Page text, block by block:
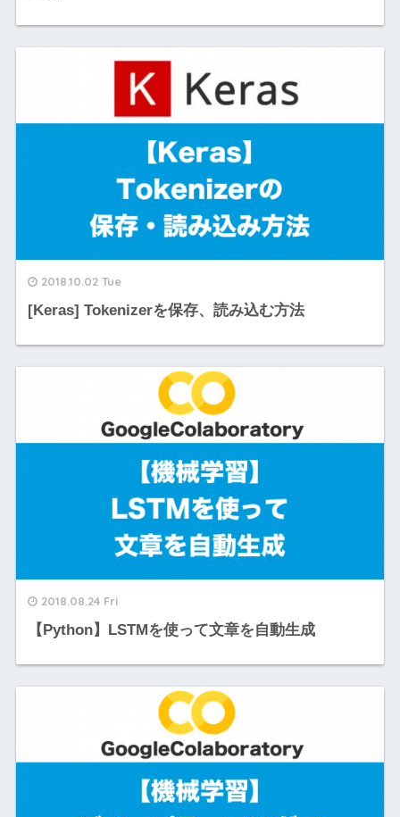
2018.10.02 Tue
[Keras] Tokenizerを保存、読み込む方法
2018.08.24 Fri
【Python】LSTMを使って文章を自動生成